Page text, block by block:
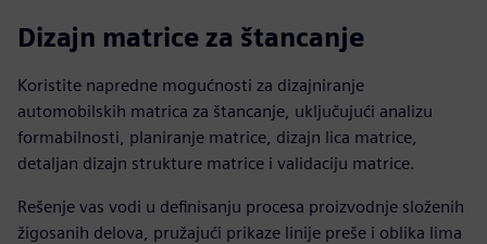
Dizajn matrice za štancanje
Koristite napredne mogućnosti za dizajniranje
automobilskih matrica za štancanje, uključujući analizu
formabilnosti, planiranje matrice, dizajn lica matrice,
detaljan dizajn strukture matrice i validaciju matrice.
Rešenje vas vodi u definisanju procesa proizvodnje složenih
žigosanih delova, pružajući prikaze linije preše i oblika lima